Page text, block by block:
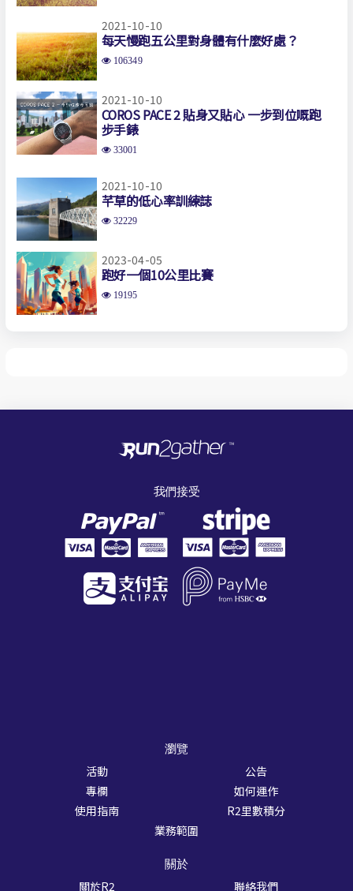
2021-10-10
每天慢跑五公里對身體有什麼好處？
106349
2021-10-10
COROS PACE 2 貼身又貼心 一步到位嘅跑
步手錶
33001
2021-10-10
芊草的低心率訓練誌
32229
2023-04-05
跑好一個10公里比賽
19195
我們接受
瀏覽
活動
公告
專欄
如何運作
使用指南
R2里數積分
業務範圍
關於
關於R2 聯絡我們